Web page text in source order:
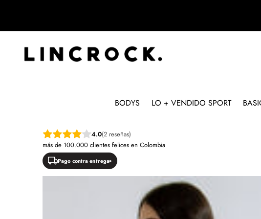
BODYS LO + VENDIDO SPORT
SALTAR A LA INFORMACIÓN DEL PRODUCTO
4.0(2 reseñas)
más de 100.000 clientes felices en Colombia
Pago contra entrega